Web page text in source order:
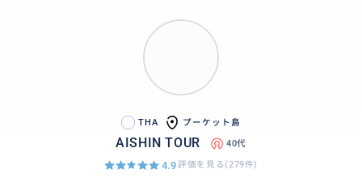
THA プーケット島
AISHIN TOUR 40代
4.9評価を見る(279件)